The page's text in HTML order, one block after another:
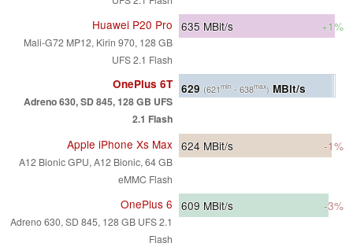
Huawei P20 Pro
Mali-G72 MP12, Kirin 970, 128 GB
UFS 2.1 Flash
635 MBit/s +1%
OnePlus 6T
Adreno 630, SD 845, 128 GB UFS
2.1 Flash
629 (621min - 638max) MBit/s
Apple iPhone Xs Max
A12 Bionic GPU, A12 Bionic, 64 GB
eMMC Flash
624 MBit/s -1%
OnePlus 6
Adreno 630, SD 845, 128 GB UFS 2.1
Flash
609 MBit/s -3%